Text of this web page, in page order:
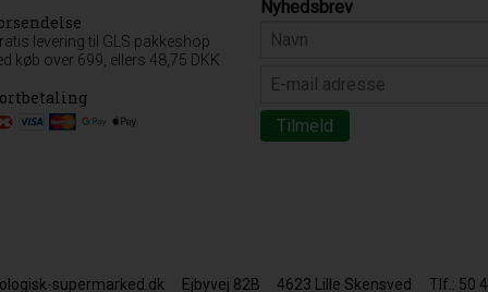
levering til GLS pakkeshop
køb over 699, ellers 48,75 DKK
Nyhedsbrev
supermarked.dk Ejbyvej 82B 4623 Lille Skensved Tlf.: 50